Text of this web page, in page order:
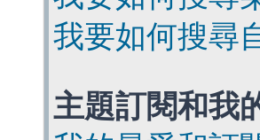
我要如何搜尋
主題訂閱和我